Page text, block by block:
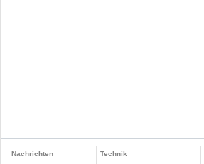
Nachrichten
Technik